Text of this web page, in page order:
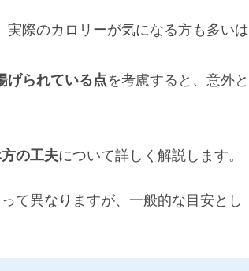
実際のカロリーが気になる方も多いは
げられている点を考慮すると、意外と
の工夫について詳しく解説します。
て異なりますが、一般的な目安とし